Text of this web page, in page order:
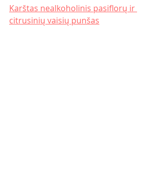
Karštas nealkoholinis pasiflorų ir
citrusinių vaisių punšas